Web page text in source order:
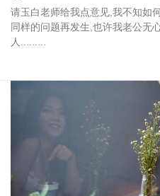
请玉白老师给我点意见,我不知如
同样的问题再发生,也许我老公无
人.........